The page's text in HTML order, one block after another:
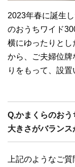
2023年春に誕生
のおうちワイド
横にゆったりとし
から、ご夫婦位牌
りをもって、設置
Q,かまくらのお
大きさがバランス
上記のようなご